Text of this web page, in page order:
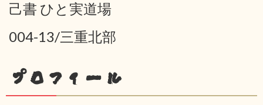
己書 ひと実道場
004-13/三重北部
プロフィール